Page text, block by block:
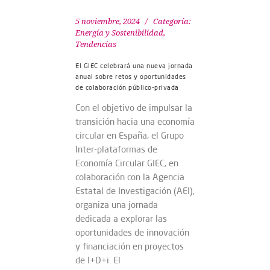
5 noviembre, 2024
Categoría:
Energía y Sostenibilidad,
Tendencias
El GIEC celebrará una nueva jornada
anual sobre retos y oportunidades
de colaboración público-privada
Con el objetivo de impulsar la
transición hacia una economía
circular en España, el Grupo
Inter-plataformas de
Economía Circular GIEC, en
colaboración con la Agencia
Estatal de Investigación (AEI),
organiza una jornada
dedicada a explorar las
oportunidades de innovación
y financiación en proyectos
de I+D+i. El